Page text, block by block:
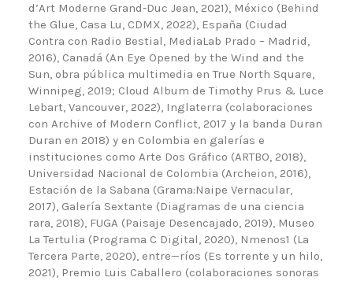
d’Art Moderne Grand-Duc Jean, 2021), México (Behind
the Glue, Casa Lu, CDMX, 2022), España (Ciudad
Contra con Radio Bestial, MediaLab Prado – Madrid,
2016), Canadá (An Eye Opened by the Wind and the
Sun, obra pública multimedia en True North Square,
Winnipeg, 2019; Cloud Album de Timothy Prus & Luce
Lebart, Vancouver, 2022), Inglaterra (colaboraciones
con Archive of Modern Conflict, 2017 y la banda Duran
Duran en 2018) y en Colombia en galerías e
instituciones como Arte Dos Gráfico (ARTBO, 2018),
Universidad Nacional de Colombia (Archeion, 2016),
Estación de la Sabana (Grama:Naipe Vernacular,
2017), Galería Sextante (Diagramas de una ciencia
rara, 2018), FUGA (Paisaje Desencajado, 2019), Museo
La Tertulia (Programa C Digital, 2020), Nmenos1 (La
Tercera Parte, 2020), entre—ríos (Es torrente y un hilo,
2021), Premio Luis Caballero (colaboraciones sonoras